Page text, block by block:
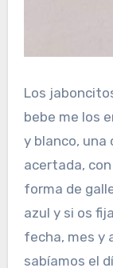
Los
bebe me los
y blanco, una
acertada,
forma de
azul y si os
fecha, mes y
sabíamos el